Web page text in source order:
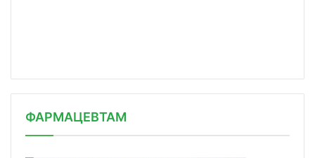
ФАРМАЦЕВТАМ